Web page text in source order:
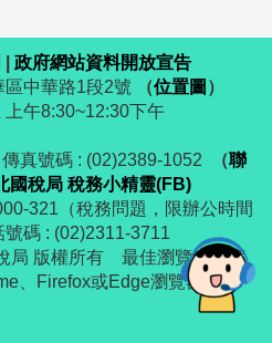
政府網站資料開放宣告
中華路1段2號
（位置圖 ）
上午8:30~12:30下午
真號碼 : (02)2389-1052
（聯
國稅局 稅務小精靈(FB)
321（稅務問題，限辦公時間
碼 : (02)2311-3711
局 版權所有 最佳瀏覽解析度
、Firefox或Edge瀏覽器